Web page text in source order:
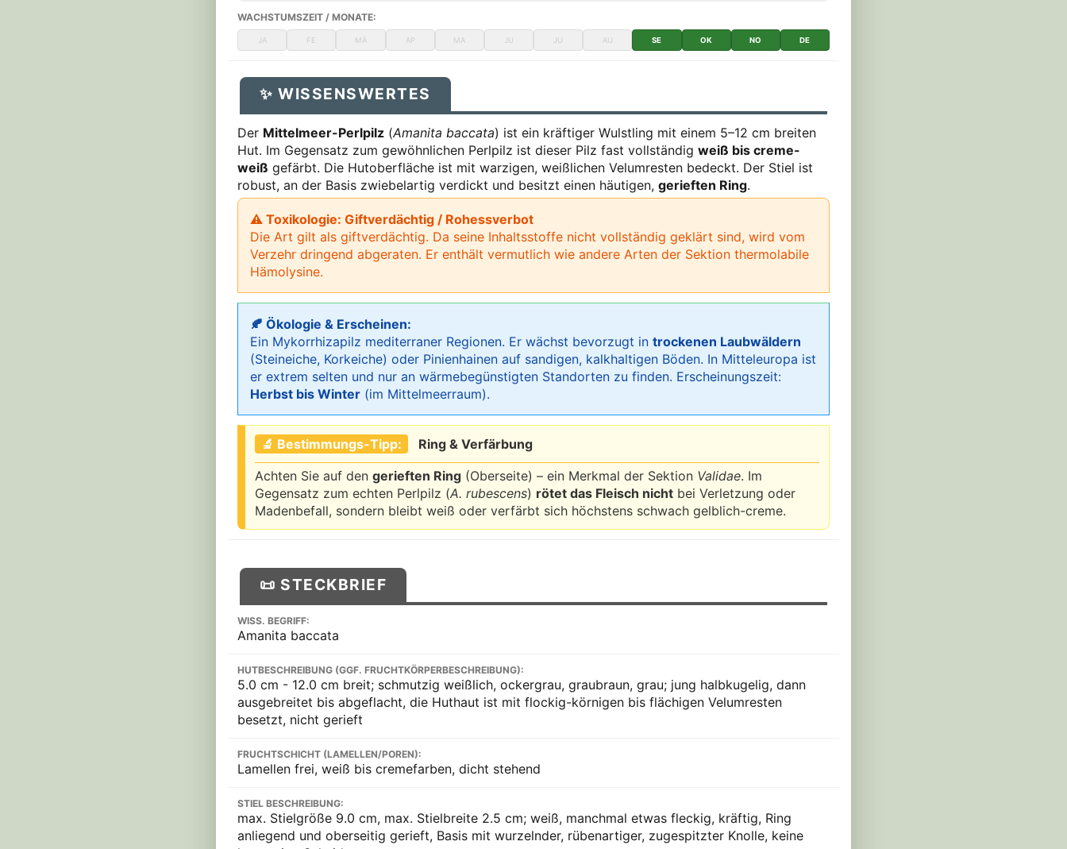
WACHSTUMSZEIT / MONATE:
JA FE MÄ AP MA JU JU AU SE OK NO DE
✨ WISSENSWERTES
Der Mittelmeer-Perlpilz (Amanita baccata) ist ein kräftiger Wulstling mit einem 5–12 cm breiten
Hut. Im Gegensatz zum gewöhnlichen Perlpilz ist dieser Pilz fast vollständig weiß bis creme-
weiß gefärbt. Die Hutoberfläche ist mit warzigen, weißlichen Velumresten bedeckt. Der Stiel ist
robust, an der Basis zwiebelartig verdickt und besitzt einen häutigen, gerieften Ring.
⚠ Toxikologie: Giftverdächtig / Rohessverbot
Die Art gilt als giftverdächtig. Da seine Inhaltsstoffe nicht vollständig geklärt sind, wird vom
Verzehr dringend abgeraten. Er enthält vermutlich wie andere Arten der Sektion thermolabile
Hämolysine.
🍂 Ökologie & Erscheinen:
Ein Mykorrhizapilz mediterraner Regionen. Er wächst bevorzugt in trockenen Laubwäldern
(Steineiche, Korkeiche) oder Pinienhainen auf sandigen, kalkhaltigen Böden. In Mitteleuropa ist
er extrem selten und nur an wärmebegünstigten Standorten zu finden. Erscheinungszeit:
Herbst bis Winter (im Mittelmeerraum).
🔬 Bestimmungs-Tipp:
Ring & Verfärbung
Achten Sie auf den gerieften Ring (Oberseite) – ein Merkmal der Sektion Validae. Im
Gegensatz zum echten Perlpilz (A. rubescens) rötet das Fleisch nicht bei Verletzung oder
Madenbefall, sondern bleibt weiß oder verfärbt sich höchstens schwach gelblich-creme.
📜 STECKBRIEF
WISS. BEGRIFF:
Amanita baccata
HUTBESCHREIBUNG (GGF. FRUCHTKÖRPERBESCHREIBUNG):
5.0 cm - 12.0 cm breit; schmutzig weißlich, ockergrau, graubraun, grau; jung halbkugelig, dann
ausgebreitet bis abgeflacht, die Huthaut ist mit flockig-körnigen bis flächigen Velumresten
besetzt, nicht gerieft
FRUCHTSCHICHT (LAMELLEN/POREN):
Lamellen frei, weiß bis cremefarben, dicht stehend
STIEL BESCHREIBUNG:
max. Stielgröße 9.0 cm, max. Stielbreite 2.5 cm; weiß, manchmal etwas fleckig, kräftig, Ring
anliegend und oberseitig gerieft, Basis mit wurzelnder, rübenartiger, zugespitzter Knolle, keine